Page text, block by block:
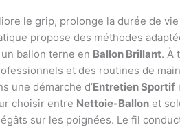
le grip, prolonge la durée de
propose des méthodes
ballon terne en Ballon Brillant. À
et des routines de
une démarche d’Entretien Sportif
choisir entre Nettoie-Ballon et
sur les poignées. Le fil